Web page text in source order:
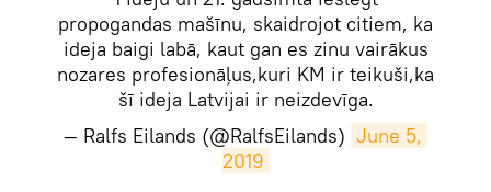
propogandas mašīnu, skaidrojot citiem, ka
ideja baigi labā, kaut gan es zinu vairākus
nozares profesionāļus,kuri KM ir teikuši,ka
šī ideja Latvijai ir neizdevīga.
— Ralfs Eilands (@RalfsEilands) June 5,
2019